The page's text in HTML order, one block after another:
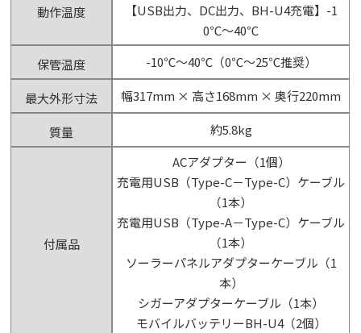
動作温度
【USB出力、DC出力、BH-U4充電】-1
0℃～40℃
保管温度
-10℃～40℃（0℃～25℃推奨）
最大外形寸法 幅317mm × 高さ168mm × 奥行220mm
質量 約5.8kg
付属品
ACアダプター（1個）
充電用USB（Type-C－Type-C）ケーブル
（1本）
充電用USB（Type-A－Type-C）ケーブル
（1本）
ソーラーパネルアダプターケーブル（1
本）
シガーアダプターケーブル（1本）
モバイルバッテリーBH-U4（2個）